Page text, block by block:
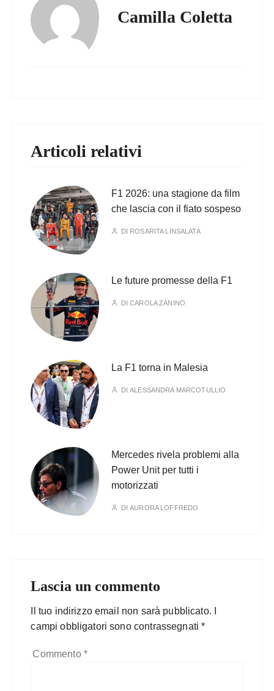
Camilla Coletta
Articoli relativi
F1 2026: una stagione da film
che lascia con il fiato sospeso
DI ROSARITA LINSALATA
Le future promesse della F1
DICAROLA ZANINO
La F1 torna in Malesia
DIALESSANDRA MARCOTULLIO
Mercedes rivela problemi alla
Power Unit per tutti i
motorizzati
DIAURORA LOFFREDO
Lascia un commento
Il tuo indirizzo email non sarà pubblicato.
campi obbligatori sono contrassegnati*
Commento *